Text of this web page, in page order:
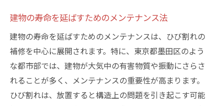
建物の寿命を延ばすためのメンテナンス法
建物の寿命を延ばすためのメンテナンスは、ひび割れの
補修を中心に展開されます。特に、東京都墨田区のよう
な都市部では、建物が大気中の有害物質や振動にさらさ
れることが多く、メンテナンスの重要性が高まります。
ひび割れは、放置すると構造上の問題を引き起こす可能